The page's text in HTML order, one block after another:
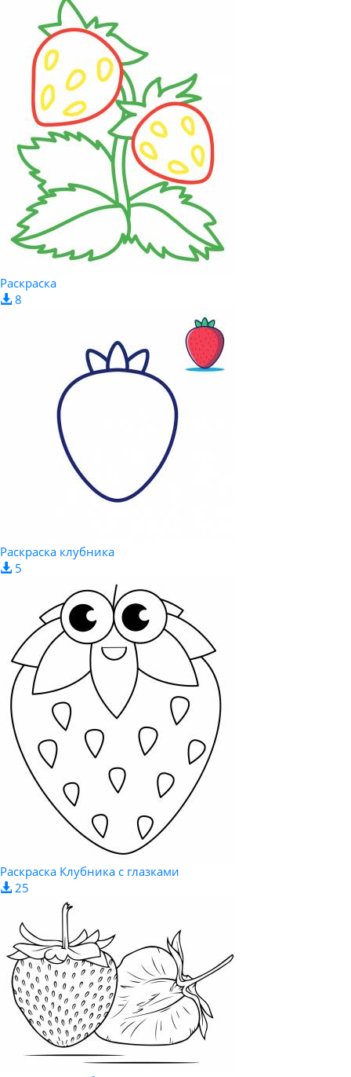
Раскраска
8
Раскраска клубника
5
Раскраска Клубника с глазками
25